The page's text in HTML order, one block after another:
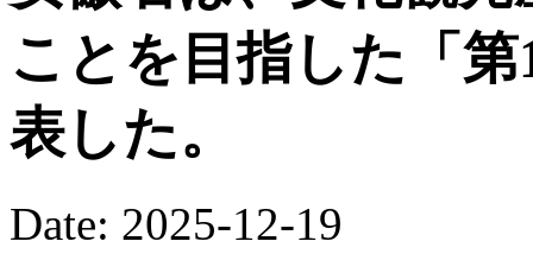
ことを目指した「
表した。
Date: 2025-12-19